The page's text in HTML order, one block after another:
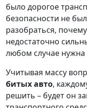
было дорогое
безопасности не
разобраться,
недостаточно
любом случае нужна
Учитывая массу
битых авто,
решить – будет он